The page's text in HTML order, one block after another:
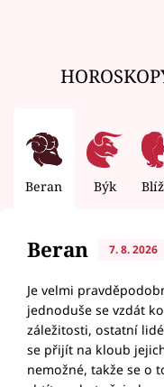
Beran Býk
Beran 7. 8. 2026
Je velmi
jednoduše se vzdát
záležitosti, ostatní
se přijít na kloub
nemožné, takže se o